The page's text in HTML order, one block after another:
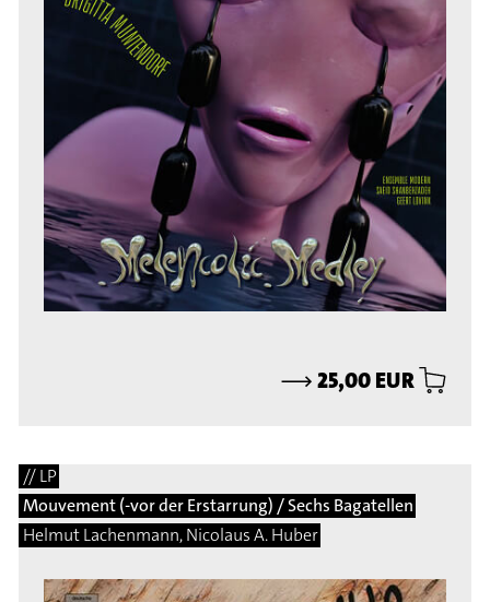
⟶25,00 EUR
// LP
Mouvement (-vor der Erstarrung) / Sechs Bagatellen
Helmut Lachenmann, Nicolaus A. Huber